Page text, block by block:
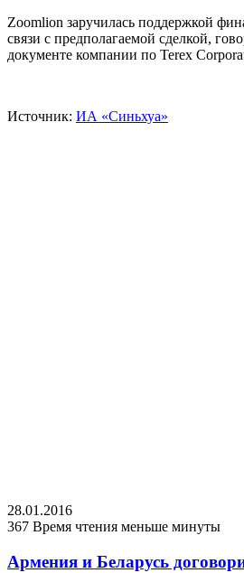
Zoomlion заручилась поддержкой
связи с предполагаемой сделкой,
документе компании по Terex
Источник: ИА «Синьхуа»
28.01.2016
367 Время чтения меньше минуты
Армения и Беларусь